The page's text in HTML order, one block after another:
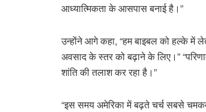
आध्यात्मिकता के आसपास बनाई है।”
उन्होंने आगे कहा, “हम बाइबल को हल्के में
अवसाद के स्तर को बढ़ाने के लिए।”
शांति की तलाश कर रहा है।”
“इस समय अमेरिका में बढ़ते चर्च सबसे